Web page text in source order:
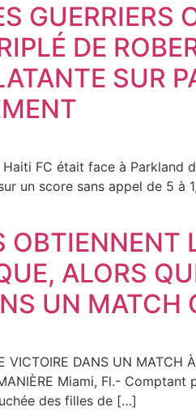
GUERRIERS
DE
SUR
FC était face à
un score sans appel de 5
ALORS
UN MATCH
VICTOIRE DANS UN
MANIÈRE Miami, Fl.-
des filles de […]